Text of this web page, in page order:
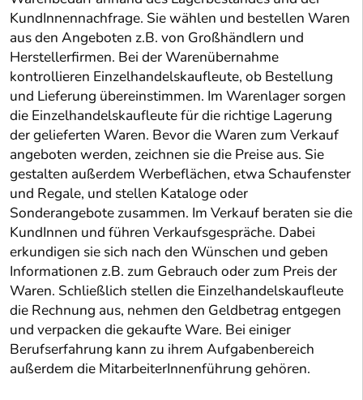
KundInnennachfrage. Sie wählen und bestellen Waren
aus den Angeboten z.B. von Großhändlern und
Herstellerfirmen. Bei der Warenübernahme
kontrollieren Einzelhandelskaufleute, ob Bestellung
und Lieferung übereinstimmen. Im Warenlager sorgen
die Einzelhandelskaufleute für die richtige Lagerung
der gelieferten Waren. Bevor die Waren zum Verkauf
angeboten werden, zeichnen sie die Preise aus. Sie
gestalten außerdem Werbeflächen, etwa Schaufenster
und Regale, und stellen Kataloge oder
Sonderangebote zusammen. Im Verkauf beraten sie die
KundInnen und führen Verkaufsgespräche. Dabei
erkundigen sie sich nach den Wünschen und geben
Informationen z.B. zum Gebrauch oder zum Preis der
Waren. Schließlich stellen die Einzelhandelskaufleute
die Rechnung aus, nehmen den Geldbetrag entgegen
und verpacken die gekaufte Ware. Bei einiger
Berufserfahrung kann zu ihrem Aufgabenbereich
außerdem die MitarbeiterInnenführung gehören.